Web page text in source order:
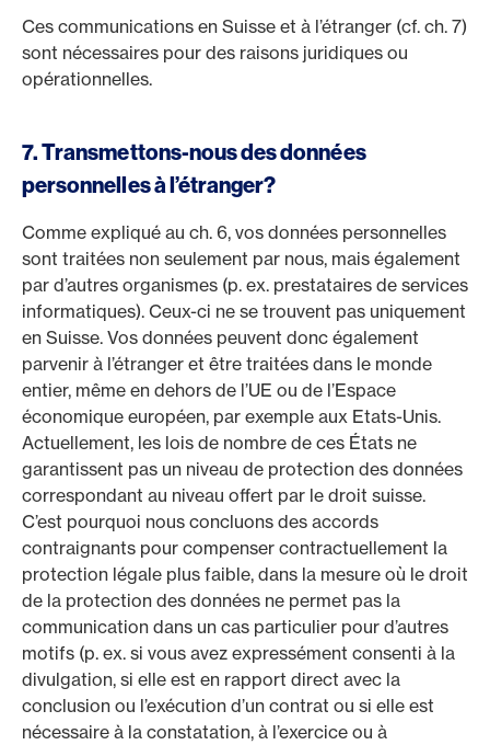
Ces communications en Suisse et à l’étranger (cf. ch. 7)
sont nécessaires pour des raisons juridiques ou
opérationnelles.
7. Transmettons-nous des données
personnelles à l’étranger?
Comme expliqué au ch. 6, vos données personnelles
sont traitées non seulement par nous, mais également
par d’autres organismes (p. ex. prestataires de services
informatiques). Ceux-ci ne se trouvent pas uniquement
en Suisse. Vos données peuvent donc également
parvenir à l’étranger et être traitées dans le monde
entier, même en dehors de l’UE ou de l’Espace
économique européen, par exemple aux Etats-Unis.
Actuellement, les lois de nombre de ces États ne
garantissent pas un niveau de protection des données
correspondant au niveau offert par le droit suisse.
C’est pourquoi nous concluons des accords
contraignants pour compenser contractuellement la
protection légale plus faible, dans la mesure où le droit
de la protection des données ne permet pas la
communication dans un cas particulier pour d’autres
motifs (p. ex. si vous avez expressément consenti à la
divulgation, si elle est en rapport direct avec la
conclusion ou l’exécution d’un contrat ou si elle est
nécessaire à la constatation, à l’exercice ou à